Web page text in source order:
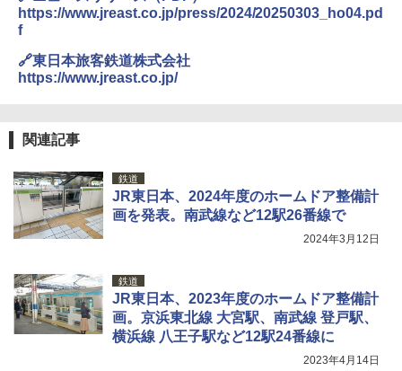
500002(88859)
[キャンパーズコレクション 山善] 傘みたいに
￥9,990
[キャンパーズコレクション 山善] 傘みたいに
ーズ メッシュ 5人用 簡単設置 ポップアップ
テント PATCW-200B エクルベージュ
￥15,990
関の購入実績 登山・キャンプ・アウトドア・
防災用品 長期保存可能 緊急時用 日本国内発
￥3,680
着替えテント トイレテント 透けない【換気
通気窓付き】収納袋付き UVカット 防水 防災
￥3,180
https://www.jreast.co.jp/press/2024/20250303_ho04.pd
f
🔗東日本旅客鉄道株式会社
https://www.jreast.co.jp/
関連記事
鉄道
JR東日本、2024年度のホームドア整備計
画を発表。南武線など12駅26番線で
2024年3月12日
鉄道
JR東日本、2023年度のホームドア整備計
画。京浜東北線 大宮駅、南武線 登戸駅、
横浜線 八王子駅など12駅24番線に
2023年4月14日